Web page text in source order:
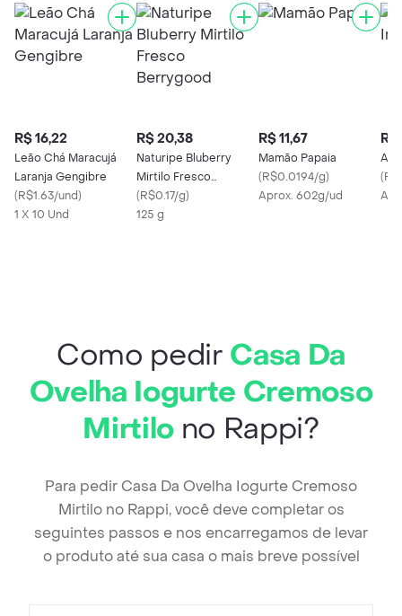
R$ 16,22
Leão Chá Maracujá
Laranja Gengibre
(R$1.63/und)
1 X 10 Und
R$ 20,38
Naturipe Bluberry
Mirtilo Fresco
Berrygood
(R$0.17/g)
125 g
R$ 11,67
Mamão Papaia
(R$0.0194/g)
Aprox. 602g/ud
R$
(
Como pedir Casa Da
Ovelha Iogurte Cremoso
Mirtilo no Rappi?
Para pedir Casa Da Ovelha Iogurte Cremoso
Mirtilo no Rappi, você deve completar os
seguintes passos e nos encarregamos de levar
o produto até sua casa o mais breve possível